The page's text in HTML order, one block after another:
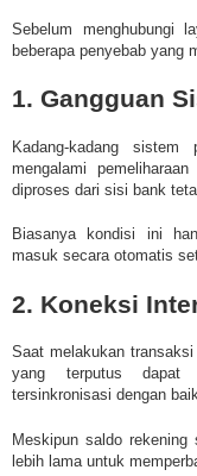
Sebelum menghubungi
beberapa penyebab yang
1. Gangguan
Kadang-kadang
mengalami pemeliharaan
diproses dari sisi bank
Biasanya kondisi ini
masuk secara otomatis
2. Koneksi
Saat melakukan
yang terputus dapat
tersinkronisasi dengan
Meskipun saldo rekening
lebih lama untuk